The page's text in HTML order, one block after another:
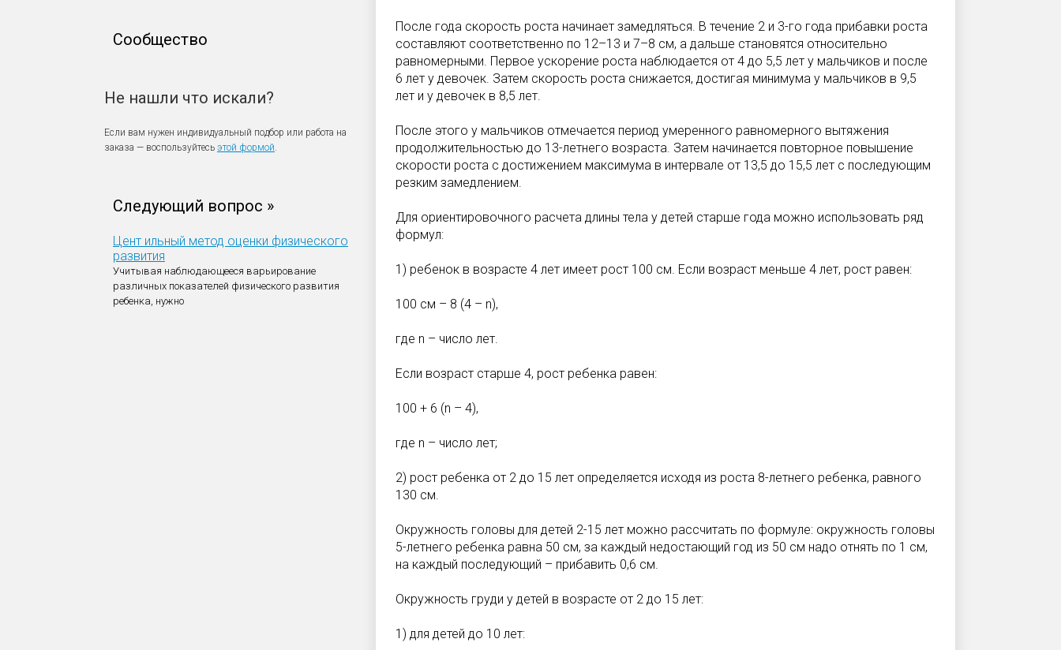
Сообщество
Не нашли что искали?
Если вам нужен индивидуальный подбор или работа на
заказа — воспользуйтесь этой формой.
Следующий вопрос »
Цент ильный метод оценки физического
развития
Учитывая наблюдающееся варьирование
различных показателей физического развития
ребенка, нужно
После года скорость роста начинает замедляться. В течение 2 и 3-го года прибавки роста
составляют соответственно по 12–13 и 7–8 см, а дальше становятся относительно
равномерными. Первое ускорение роста наблюдается от 4 до 5,5 лет у мальчиков и после
6 лет у девочек. Затем скорость роста снижается, достигая минимума у мальчиков в 9,5
лет и у девочек в 8,5 лет.
После этого у мальчиков отмечается период умеренного равномерного вытяжения
продолжительностью до 13-летнего возраста. Затем начинается повторное повышение
скорости роста с достижением максимума в интервале от 13,5 до 15,5 лет с последующим
резким замедлением.
Для ориентировочного расчета длины тела у детей старше года можно использовать ряд
формул:
1) ребенок в возрасте 4 лет имеет рост 100 см. Если возраст меньше 4 лет, рост равен:
100 см – 8 (4 – n),
где n – число лет.
Если возраст старше 4, рост ребенка равен:
100 + 6 (n – 4),
где n – число лет;
2) рост ребенка от 2 до 15 лет определяется исходя из роста 8-летнего ребенка, равного
130 см.
Окружность головы для детей 2-15 лет можно рассчитать по формуле: окружность головы
5-летнего ребенка равна 50 см, за каждый недостающий год из 50 см надо отнять по 1 см,
на каждый последующий – прибавить 0,6 см.
Окружность груди у детей в возрасте от 2 до 15 лет:
1) для детей до 10 лет: